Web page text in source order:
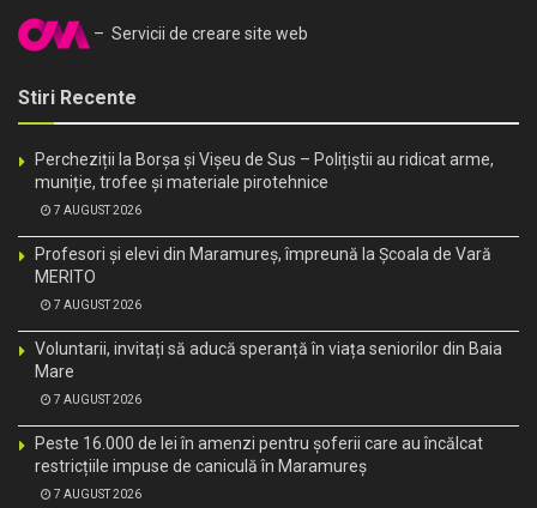
– Servicii de creare site web
Stiri Recente
Percheziții la Borșa și Vișeu de Sus – Polițiștii au ridicat arme,
muniție, trofee și materiale pirotehnice
7 AUGUST 2026
Profesori și elevi din Maramureș, împreună la Școala de Vară
MERITO
7 AUGUST 2026
Voluntarii, invitați să aducă speranță în viața seniorilor din Baia
Mare
7 AUGUST 2026
Peste 16.000 de lei în amenzi pentru șoferii care au încălcat
restricțiile impuse de caniculă în Maramureș
7 AUGUST 2026